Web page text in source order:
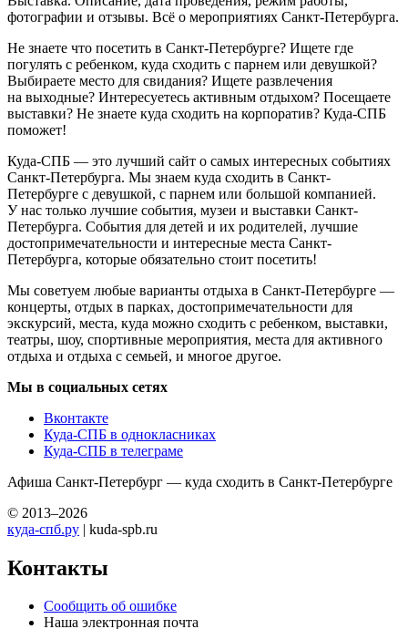
фотографии и отзывы. Всё о мероприятиях Санкт-Петербурга.
Не знаете что посетить в Санкт-Петербурге? Ищете где
погулять с ребенком, куда сходить с парнем или девушкой?
Выбираете место для свидания? Ищете развлечения
на выходные? Интересуетесь активным отдыхом? Посещаете
выставки? Не знаете куда сходить на корпоратив? Куда-СПБ
поможет!
Куда-СПБ — это лучший сайт о самых интересных событиях
Санкт-Петербурга. Мы знаем куда сходить в Санкт-
Петербурге с девушкой, с парнем или большой компанией.
У нас только лучшие события, музеи и выставки Санкт-
Петербурга. События для детей и их родителей, лучшие
достопримечательности и интересные места Санкт-
Петербурга, которые обязательно стоит посетить!
Мы советуем любые варианты отдыха в Санкт-Петербурге —
концерты, отдых в парках, достопримечательности для
экскурсий, места, куда можно сходить с ребенком, выставки,
театры, шоу, спортивные мероприятия, места для активного
отдыха и отдыха с семьей, и многое другое.
Мы в социальных сетях
Вконтакте
Куда-СПБ в однокласниках
Куда-СПБ в телеграме
Афиша Санкт-Петербург — куда сходить в Санкт-Петербурге
© 2013–2026
куда-спб.ру | kuda-spb.ru
Контакты
Сообщить об ошибке
Наша электронная почта